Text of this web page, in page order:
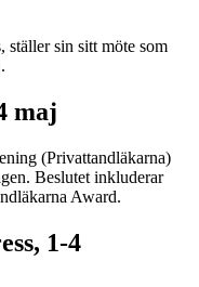
sin sitt möte som
maj
(Privattandläkarna)
Beslutet inkluderar
Award.
1-4